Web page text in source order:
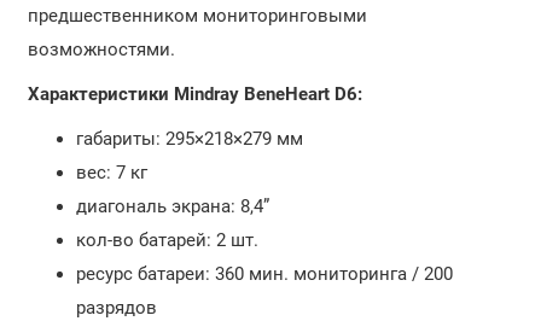
предшественником мониторинговыми
возможностями.
Характеристики Mindray BeneHeart D6:
габариты: 295×218×279 мм
вес: 7 кг
диагональ экрана: 8,4”
кол-во батарей: 2 шт.
ресурс батареи: 360 мин. мониторинга / 200
разрядов